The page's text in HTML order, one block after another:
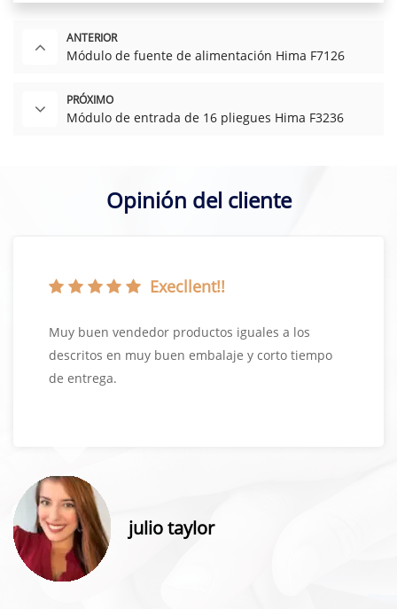
ANTERIOR
Módulo de fuente de alimentación Hima F7126
PRÓXIMO
Módulo de entrada de 16 pliegues Hima F3236
Opinión del cliente
Execllent!!
Muy buen vendedor productos iguales a los
descritos en muy buen embalaje y corto tiempo
de entrega.
julio taylor